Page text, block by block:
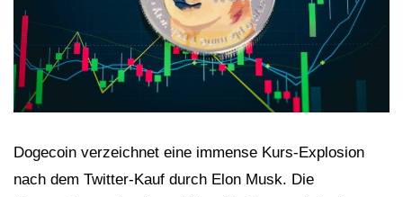
Dogecoin verzeichnet eine immense Kurs-Explosion
nach dem Twitter-Kauf durch Elon Musk. Die